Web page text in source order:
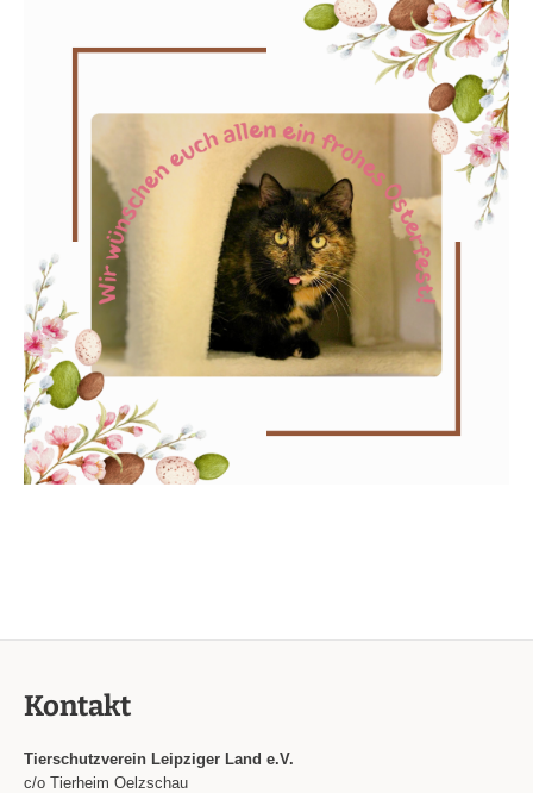
Kontakt
Tierschutzverein Leipziger Land e.V.
c/o Tierheim Oelzschau